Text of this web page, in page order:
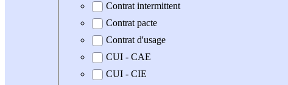
Contrat intermittent
Contrat pacte
Contrat d'usage
CUI - CAE
CUI - CIE